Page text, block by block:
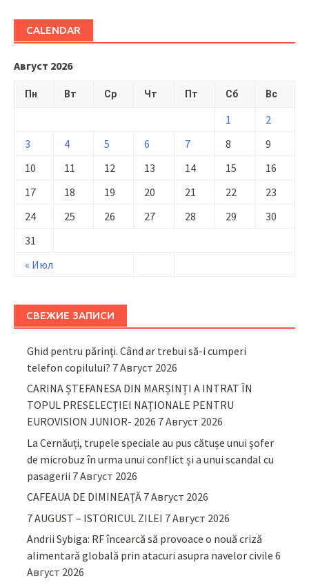
CALENDAR
Август 2026
Пн Вт Ср Чт Пт Сб Вс
« Июл
1
2
3
4 5 6 7 8
9
10
11 12 13 14 15
16
17
18 19 20 21 22
23
24
25 26 27 28 29
30
31
СВЕЖИЕ ЗАПИСИ
Ghid pentru părinţi. Când ar trebui să-i cumperi
telefon copilului? 7 Август 2026
CARINA ȘTEFANESA DIN MARȘINȚI A INTRAT ÎN
TOPUL PRESELECȚIEI NAȚIONALE PENTRU
EUROVISION JUNIOR- 2026 7 Август 2026
La Cernăuți, trupele speciale au pus cătușe unui șofer
de microbuz în urma unui conflict și a unui scandal cu
pasagerii 7 Август 2026
CAFEAUA DE DIMINEAȚĂ 7 Август 2026
7 AUGUST – ISTORICUL ZILEI 7 Август 2026
Andrii Sybiga: RF încearcă să provoace o nouă criză
alimentară globală prin atacuri asupra navelor civile 6
Август 2026